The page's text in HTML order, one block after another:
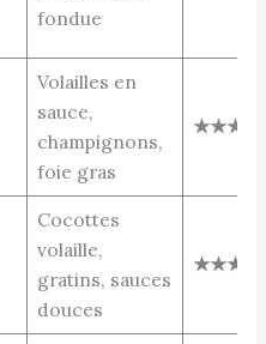
fondue
Volailles en
sauce,
champignons,
foie gras
Cocottes
volaille,
gratins, sauces
douces